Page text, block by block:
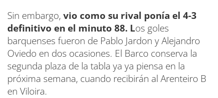
Sin embargo, vio como su rival ponía el 4-3
definitivo en el minuto 88. Los goles
barquenses fueron de Pablo Jardon y Alejandro
Oviedo en dos ocasiones. El Barco conserva la
segunda plaza de la tabla ya ya piensa en la
próxima semana, cuando recibirán al Arenteiro B
en Viloira.